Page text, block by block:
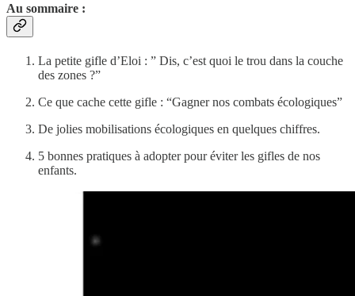
Au sommaire :
La petite gifle d’Eloi : ” Dis, c’est quoi le trou dans la couche
des zones ?”
Ce que cache cette gifle : “Gagner nos combats écologiques”
De jolies mobilisations écologiques en quelques chiffres.
5 bonnes pratiques à adopter pour éviter les gifles de nos
enfants.